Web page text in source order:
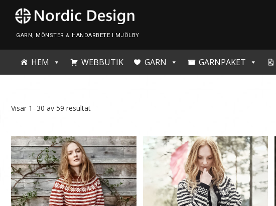
content
GARN, MÖNSTER & HANDARBETE I MJÖLBY
HEM WEBBUTIK GARN GARNPAKET
Visar 1–30 av 59 resultat